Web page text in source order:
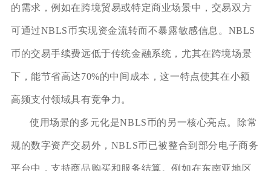
的需求，例如在跨境贸易或特定商业场景中，交易双方
可通过NBLS币实现资金流转而不暴露敏感信息。NBLS
币的交易手续费远低于传统金融系统，尤其在跨境场景
下，能节省高达70%的中间成本，这一特点使其在小额
高频支付领域具有竞争力。
使用场景的多元化是NBLS币的另一核心亮点。除常
规的数字资产交易外，NBLS币已被整合到部分电子商务
平台中，支持商品购买和服务结算。例如在东南亚地区